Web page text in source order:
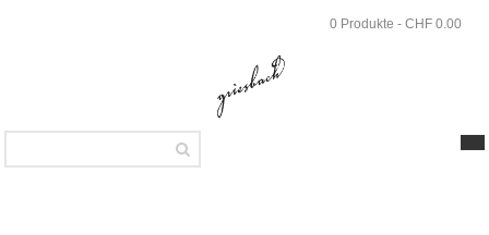
0 Produkte - CHF 0.00